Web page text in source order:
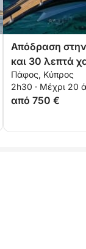
Απόδραση
και 30 λεπτά
μηχανοκίνητο
Πάφος, Κύπρος
2h30 · Μέχρι 20
από 750 €